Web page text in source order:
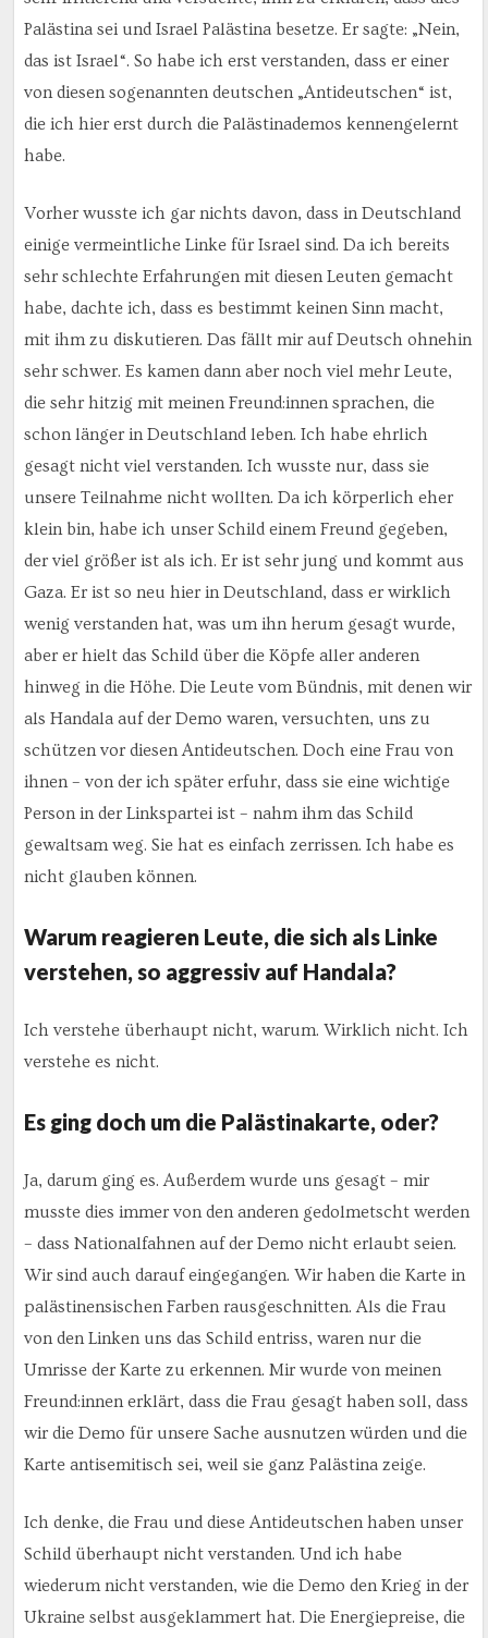
Palästina sei und Israel Palästina besetze. Er sagte: „Nein,
das ist Israel“. So habe ich erst verstanden, dass er einer
von diesen sogenannten deutschen „Antideutschen“ ist,
die ich hier erst durch die Palästinademos kennengelernt
habe.
Vorher wusste ich gar nichts davon, dass in Deutschland
einige vermeintliche Linke für Israel sind. Da ich bereits
sehr schlechte Erfahrungen mit diesen Leuten gemacht
habe, dachte ich, dass es bestimmt keinen Sinn macht,
mit ihm zu diskutieren. Das fällt mir auf Deutsch ohnehin
sehr schwer. Es kamen dann aber noch viel mehr Leute,
die sehr hitzig mit meinen Freund:innen sprachen, die
schon länger in Deutschland leben. Ich habe ehrlich
gesagt nicht viel verstanden. Ich wusste nur, dass sie
unsere Teilnahme nicht wollten. Da ich körperlich eher
klein bin, habe ich unser Schild einem Freund gegeben,
der viel größer ist als ich. Er ist sehr jung und kommt aus
Gaza. Er ist so neu hier in Deutschland, dass er wirklich
wenig verstanden hat, was um ihn herum gesagt wurde,
aber er hielt das Schild über die Köpfe aller anderen
hinweg in die Höhe. Die Leute vom Bündnis, mit denen wir
als Handala auf der Demo waren, versuchten, uns zu
schützen vor diesen Antideutschen. Doch eine Frau von
ihnen – von der ich später erfuhr, dass sie eine wichtige
Person in der Linkspartei ist – nahm ihm das Schild
gewaltsam weg. Sie hat es einfach zerrissen. Ich habe es
nicht glauben können.
Warum reagieren Leute, die sich als Linke
verstehen, so aggressiv auf Handala?
Ich verstehe überhaupt nicht, warum. Wirklich nicht. Ich
verstehe es nicht.
Es ging doch um die Palästinakarte, oder?
Ja, darum ging es. Außerdem wurde uns gesagt – mir
musste dies immer von den anderen gedolmetscht werden
– dass Nationalfahnen auf der Demo nicht erlaubt seien.
Wir sind auch darauf eingegangen. Wir haben die Karte in
palästinensischen Farben rausgeschnitten. Als die Frau
von den Linken uns das Schild entriss, waren nur die
Umrisse der Karte zu erkennen. Mir wurde von meinen
Freund:innen erklärt, dass die Frau gesagt haben soll, dass
wir die Demo für unsere Sache ausnutzen würden und die
Karte antisemitisch sei, weil sie ganz Palästina zeige.
Ich denke, die Frau und diese Antideutschen haben unser
Schild überhaupt nicht verstanden. Und ich habe
wiederum nicht verstanden, wie die Demo den Krieg in der
Ukraine selbst ausgeklammert hat. Die Energiepreise, die